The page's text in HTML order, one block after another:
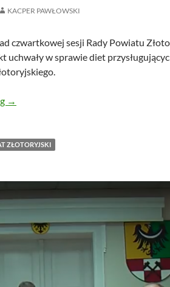
KACPER PAWŁOWSKI
czwartkowej sesji Rady Powiatu
uchwały w sprawie diet
Czas na podwyżkę dla radnych –
→
ZŁOTORYJSKI